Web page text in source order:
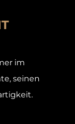
im
seinen